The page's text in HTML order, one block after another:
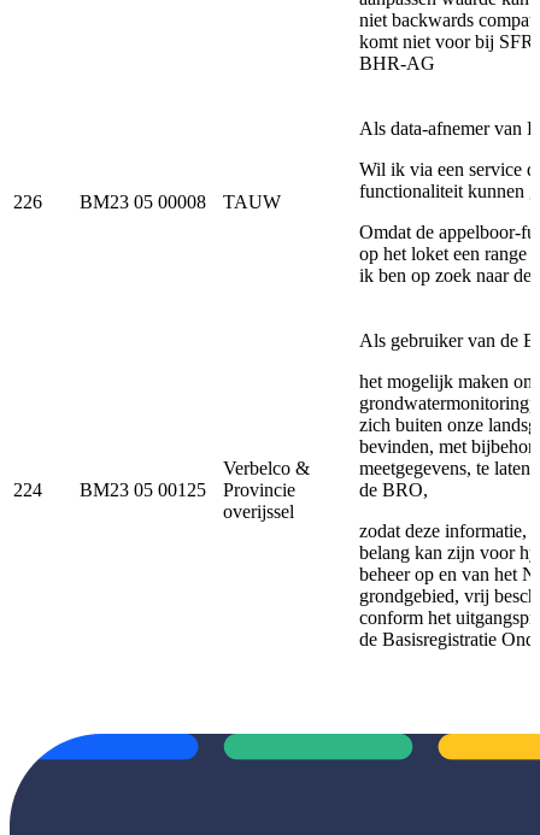
niet backwards
komt niet voor bij
BHR-AG
226 BM23 05 00008 TAUW
Als data-afnemer van
Wil ik via een service
functionaliteit kunnen
Omdat de appelboor-
op het loket een range
ik ben op zoek naar de
224 BM23 05 00125
Verbelco &
Provincie
overijssel
Als gebruiker van de
het mogelijk maken om
zich buiten onze
bevinden, met
meetgegevens, te laten
de BRO,
zodat deze informatie,
belang kan zijn voor
beheer op en van het
grondgebied, vrij
conform het
de Basisregistratie